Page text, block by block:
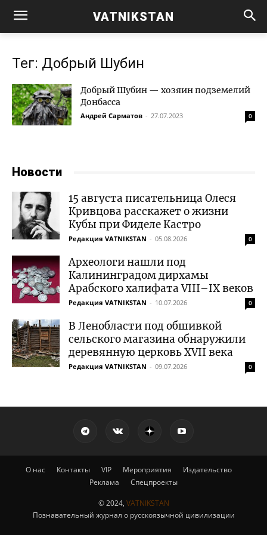
VATNIKSTAN
Тег: Добрый Шубин
Добрый Шубин — хозяин подземелий
Донбасса
Андрей Сарматов - 27.07.2023 0
Новости
15 августа писательница Олеся
Кривцова расскажет о жизни
Кубы при Фиделе Кастро
Редакция VATNIKSTAN - 05.08.2026 0
Археологи нашли под
Калининградом дирхамы
Арабского халифата VIII–IX веков
Редакция VATNIKSTAN - 10.07.2026 0
В Ленобласти под обшивкой
сельского магазина обнаружили
деревянную церковь XVII века
Редакция VATNIKSTAN - 09.07.2026 0
О нас Контакты VIP Мероприятия
Издательство
Реклама
Спецпроекты
© 2024, VATNIKSTAN
Познавательный журнал о русскоязычной цивилизации